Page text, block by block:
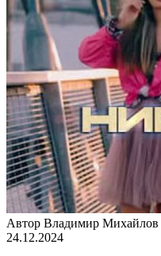
Автор Владимир Михайлов
24.12.2024